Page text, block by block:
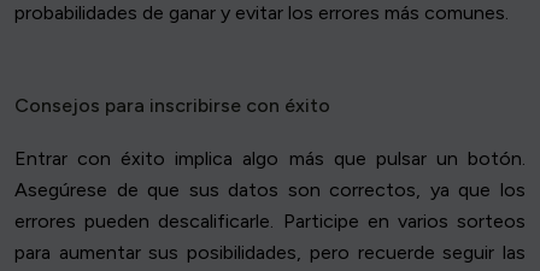
probabilidades de ganar y evitar los errores más comunes.
Consejos para inscribirse con éxito
Entrar con éxito implica algo más que pulsar un botón.
Asegúrese de que sus datos son correctos, ya que los
errores pueden descalificarle. Participe en varios sorteos
para aumentar sus posibilidades, pero recuerde seguir las